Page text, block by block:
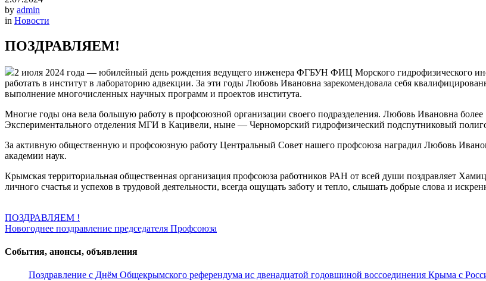
by admin
in Новости
ПОЗДРАВЛЯЕМ!
2 июля 2024 года — юбилейный день рождения ведущего инженера ФГБУН ФИЦ Морского гидрофизического
работать в институт в лабораторию адвекции. За эти годы Любовь Ивановна зарекомендовала себя
выполнение многочисленных научных программ и проектов института.
Многие годы она вела большую работу в профсоюзной организации своего подразделения. Любовь Ивановна
Экспериментального отделения МГИ в Кацивели, ныне — Черноморский гидрофизический подспутниковый
За активную общественную и профсоюзную работу Центральный Совет нашего профсоюза наградил Любовь
академии наук.
Крымская территориальная общественная организация профсоюза работников РАН от всей души поздравляет
личного счастья и успехов в трудовой деятельности, всегда ощущать заботу и тепло, слышать добрые слова и
Навигация
по
записям
ПОЗДРАВЛЯЕМ !
Новогоднее поздравление председателя Профсоюза
События, анонсы, объявления
Поздравление с Днём Общекрымского референдума ис двенадцатой годовщиной воссоединения Крыма с